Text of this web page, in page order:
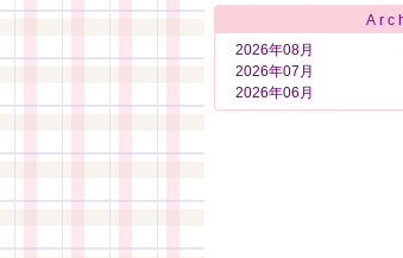
2026年08月
2026年07月
2026年06月